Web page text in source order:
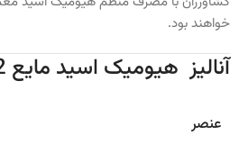
خواهند بود.
آنالیز هیومیک اسید مایع 12درصد فیونا
عنصر